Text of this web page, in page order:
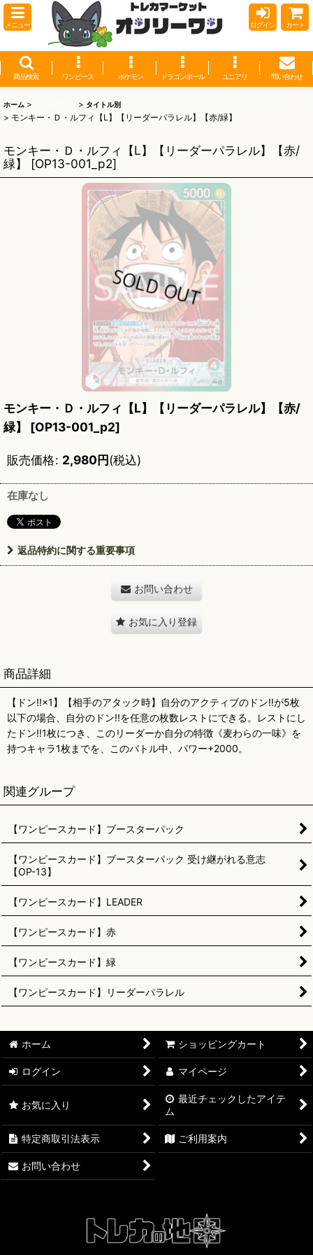
メニュー ログイン カート
商品検索 ワンピース ポケモン ドラゴンボール ユニアリ 問い合わせ
ホーム > > タイトル別
> モンキー・Ｄ・ルフィ【L】【リーダーパラレル】【赤/緑】
モンキー・Ｄ・ルフィ【L】【リーダーパラレル】【赤/
緑】
[OP13-001_p2]
モンキー・Ｄ・ルフィ【L】【リーダーパラレル】【赤/
緑】
[OP13-001_p2]
販売価格: 2,980円(税込)
在庫なし
返品特約に関する重要事項
お問い合わせ
お気に入り登録
商品詳細
【ドン!!×1】【相手のアタック時】自分のアクティブのドン!!が5枚
以下の場合、自分のドン!!を任意の枚数レストにできる。レストにし
たドン!!1枚につき、このリーダーか自分の特徴《麦わらの一味》を
持つキャラ1枚までを、このバトル中、パワー+2000。
関連グループ
【ワンピースカード】ブースターパック
【ワンピースカード】ブースターパック 受け継がれる意志
【OP-13】
【ワンピースカード】LEADER
【ワンピースカード】赤
【ワンピースカード】緑
【ワンピースカード】リーダーパラレル
ホーム ショッピングカート
ログイン マイページ
お気に入り
最近チェックしたアイテ
ム
特定商取引法表示 ご利用案内
お問い合わせ